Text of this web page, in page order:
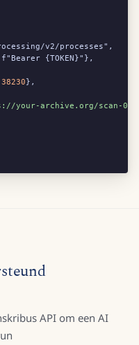
v2/processes",
{TOKEN}"},
38230},
your-archive.org/scan-
API om een AI